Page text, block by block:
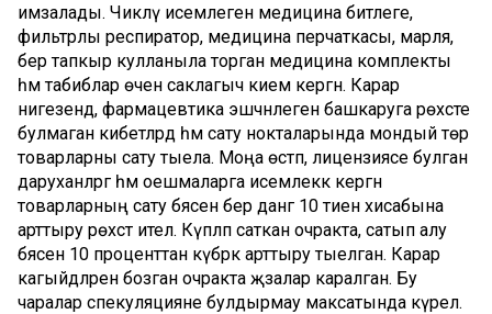
имзалады. Чикләү исемлегенә медицина битлеге,
фильтрлы респиратор, медицина перчаткасы, марля,
бер тапкыр кулланыла торган медицина комплекты
һәм табиблар өчен саклагыч кием кергән. Карар
нигезендә, фармацевтика эшчәнлеген башкаруга рөхсәте
булмаган кибетләрдә һәм сату нокталарында мондый төр
товарларны сату тыела. Моңа өстәп, лицензиясе булган
даруханәләргә һәм оешмаларга исемлеккә кергән
товарларның сату бәясен бер данәгә 10 тиен хисабына
арттыру рөхсәт ителә. Күпләп саткан очракта, сатып алу
бәясен 10 проценттан күбрәк арттыру тыелган. Карар
кагыйдәләрен бозган очракта җәзалар каралган. Бу
чаралар спекуляцияне булдырмау максатында күрелә.